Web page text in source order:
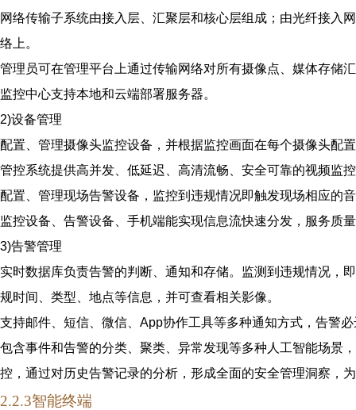
网络传输子系统由接入层、汇聚层和核心层组成；由光纤接入
络上。
管理员可在管理平台上通过传输网络对所有摄像点、媒体存储
监控中心支持本地和云端部署服务器。
2)设备管理
配置、管理摄像头监控设备，并根据监控画面在每个摄像头配
管控系统提供高并发、低延迟、高清流畅、安全可靠的视频监
配置、管理现场告警设备，监控到违规情况即触发现场相应的
监控设备、告警设备、手机端能实现信息流快速分发，服务质
3)告警管理
实时数据库负责告警的判断、通知和存储。监测到违规情况，
规时间、类型、地点等信息，并可查看相关影像。
支持邮件、短信、微信、App协作工具等多种通知方式，告警
包含事件和告警的分类、聚类、异常发现等多种人工智能场景
控，通过对历史告警记录的分析，形成全面的安全管理洞察，
2.2.3智能终端